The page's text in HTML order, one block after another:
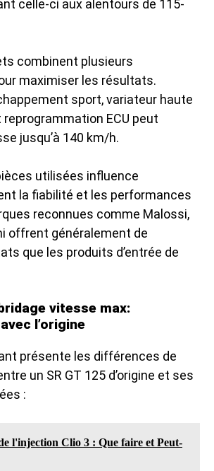
celle-ci aux alentours de 115-
combinent plusieurs
maximiser les résultats.
sport, variateur haute
ECU peut
jusqu’à 140 km/h.
utilisées influence
la fiabilité et les performances
reconnues comme Malossi,
offrent généralement de
que les produits d’entrée de
vitesse max:
l’origine
présente les différences de
un SR GT 125 d’origine et ses
:
l'injection Clio 3 : Que faire et Peut-